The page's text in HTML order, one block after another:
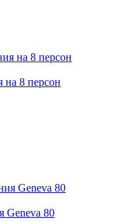
на 8 персон
Geneva 80